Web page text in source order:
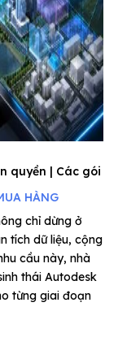
quyền | Các gói
HÀNG
chỉ dừng ở
tích dữ liệu, cộng
cầu này, nhà
thái Autodesk
từng giai đoạn